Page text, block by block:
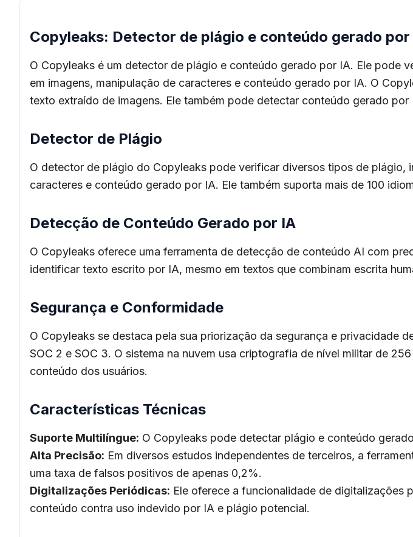
Copyleaks: Detector de plágio e conteúdo gerado por
O Copyleaks é um detector de plágio e conteúdo gerado por IA. Ele pode
em imagens, manipulação de caracteres e conteúdo gerado por IA. O
texto extraído de imagens. Ele também pode detectar conteúdo gerado
Detector de Plágio
O detector de plágio do Copyleaks pode verificar diversos tipos de plágio,
caracteres e conteúdo gerado por IA. Ele também suporta mais de 100
Detecção de Conteúdo Gerado por IA
O Copyleaks oferece uma ferramenta de detecção de conteúdo AI com
identificar texto escrito por IA, mesmo em textos que combinam escrita
Segurança e Conformidade
O Copyleaks se destaca pela sua priorização da segurança e privacidade
SOC 2 e SOC 3. O sistema na nuvem usa criptografia de nível militar de
conteúdo dos usuários.
Características Técnicas
Suporte Multilíngue: O Copyleaks pode detectar plágio e conteúdo
Alta Precisão: Em diversos estudos independentes de terceiros, a
uma taxa de falsos positivos de apenas 0,2%.
Digitalizações Periódicas: Ele oferece a funcionalidade de digitalizações
conteúdo contra uso indevido por IA e plágio potencial.